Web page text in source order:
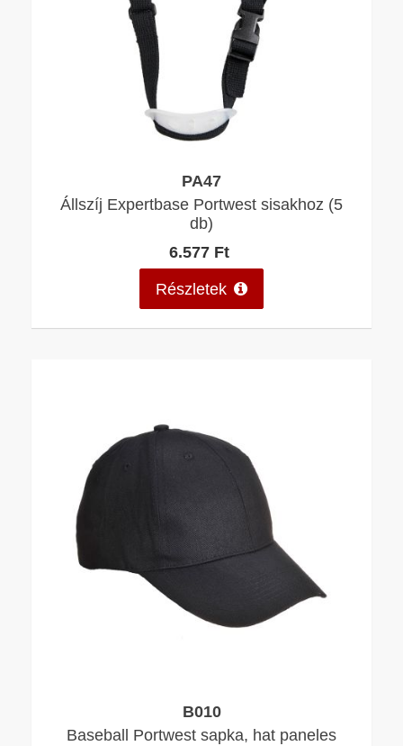
PA47
Állszíj Expertbase Portwest sisakhoz (5
db)
6.577 Ft
Részletek
B010
Baseball Portwest sapka, hat paneles